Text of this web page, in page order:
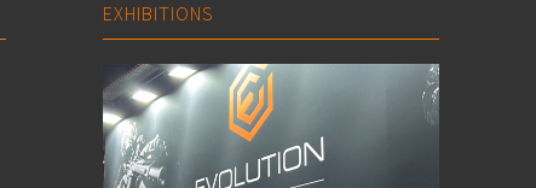
EXHIBITIONS